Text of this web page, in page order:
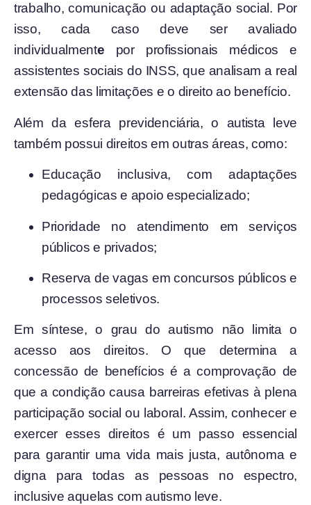
trabalho, comunicação ou adaptação social. Por
isso, cada caso deve ser avaliado
individualmente por profissionais médicos e
assistentes sociais do INSS, que analisam a real
extensão das limitações e o direito ao benefício.
Além da esfera previdenciária, o autista leve
também possui direitos em outras áreas, como:
Educação inclusiva, com adaptações
pedagógicas e apoio especializado;
Prioridade no atendimento em serviços
públicos e privados;
Reserva de vagas em concursos públicos e
processos seletivos.
Em síntese, o grau do autismo não limita o
acesso aos direitos. O que determina a
concessão de benefícios é a comprovação de
que a condição causa barreiras efetivas à plena
participação social ou laboral. Assim, conhecer e
exercer esses direitos é um passo essencial
para garantir uma vida mais justa, autônoma e
digna para todas as pessoas no espectro,
inclusive aquelas com autismo leve.